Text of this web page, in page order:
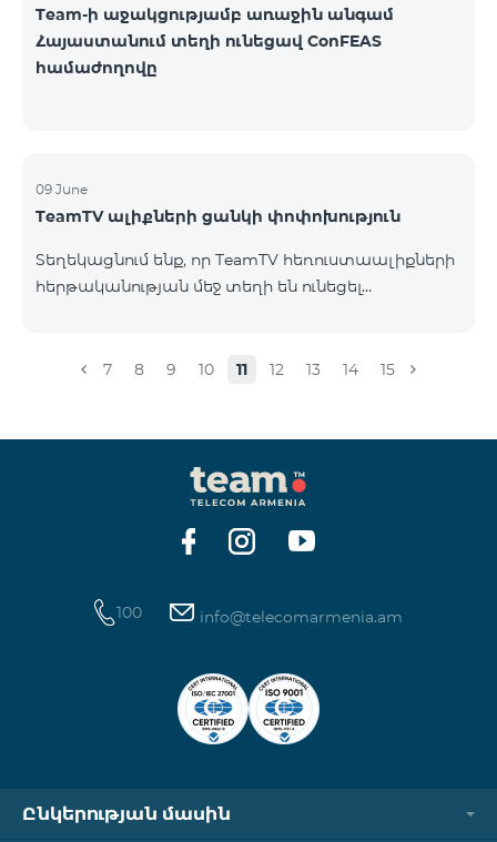
Team-ի աջակցությամբ առաջին անգամ
Հայաստանում տեղի ունեցավ ConFEAS
համաժողովը
09 June
TeamTV ալիքների ցանկի փոփոխություն
Տեղեկացնում ենք, որ TeamTV հեռուստաալիքների
հերթականության մեջ տեղի են ունեցել
համապատասխան։Մանրամասներին կարող եք
7 8 9 10 11 12 13 14 15
100 info@telecomarmenia.am
Ընկերության մասին